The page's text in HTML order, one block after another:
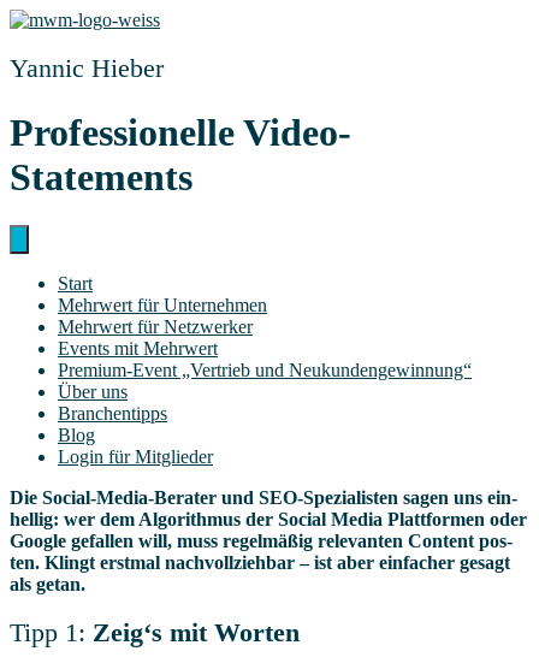
Zum
springen
Yannic Hieber
Pro­fes­sio­nel­le Video-
Statements
Start
Mehr­wert für Unternehmen
Mehr­wert für Netzwerker
Events mit Mehrwert
Pre­­mi­um-Event „Ver­trieb und Neukundengewinnung“
Über uns
Bran­chen­tipps
Blog
Log­in für Mitglieder
Die Social-Media-Bera­ter und SEO-Spe­zia­lis­ten sagen uns ein­
hel­lig: wer dem Algo­rith­mus der Social Media Platt­for­men oder
Goog­le gefal­len will, muss regel­mä­ßig rele­van­ten Con­tent pos­
ten. Klingt erst­mal nach­voll­zieh­bar – ist aber ein­fa­cher gesagt
als getan.
Tipp 1: Zeig‘s mit Worten